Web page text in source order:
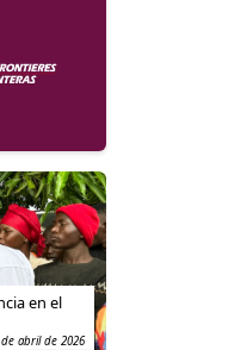
en el
de abril de 2026